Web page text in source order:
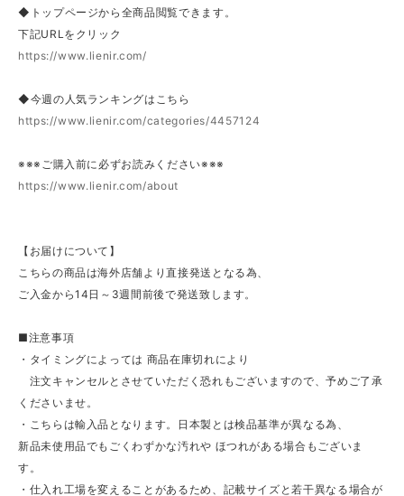
◆トップページから全商品閲覧できます。
下記URLをクリック
https://www.lienir.com/
◆今週の人気ランキングはこちら
https://www.lienir.com/categories/4457124
※※※ご購入前に必ずお読みください※※※
https://www.lienir.com/about
【お届けについて】
こちらの商品は海外店舗より直接発送となる為、
ご入金から14日～3週間前後で発送致します。
■注意事項
・タイミングによっては 商品在庫切れにより
注文キャンセルとさせていただく恐れもございますので、予めご了承
くださいませ。
・こちらは輸入品となります。日本製とは検品基準が異なる為、
新品未使用品でもごくわずかな汚れや ほつれがある場合もございま
す。
・仕入れ工場を変えることがあるため、記載サイズと若干異なる場合が